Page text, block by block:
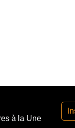
à la Une